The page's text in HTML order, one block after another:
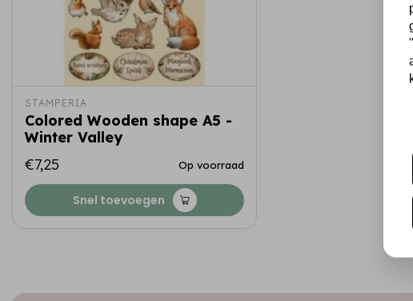
STAMPERIA
Colored Wooden shape A5 -
Winter Valley
€7,25
Op voorraad
Snel toevoegen